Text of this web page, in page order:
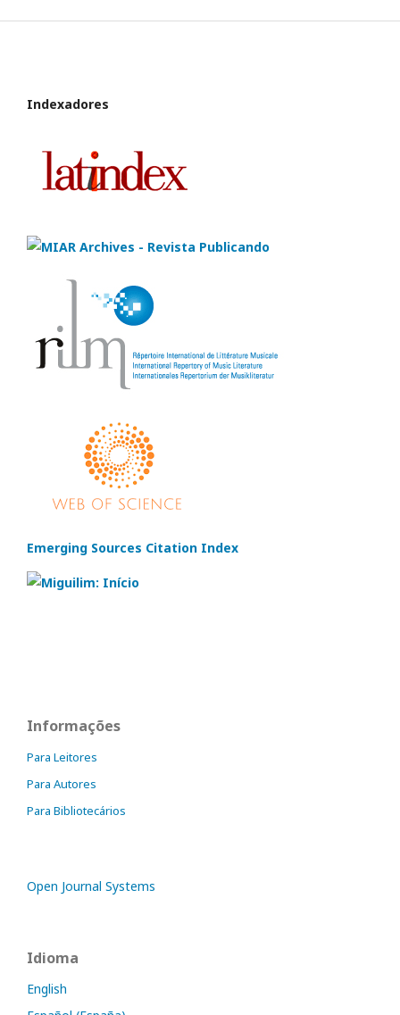
Indexadores
Emerging Sources Citation Index
Informações
Para Leitores
Para Autores
Para Bibliotecários
Open Journal Systems
Idioma
English